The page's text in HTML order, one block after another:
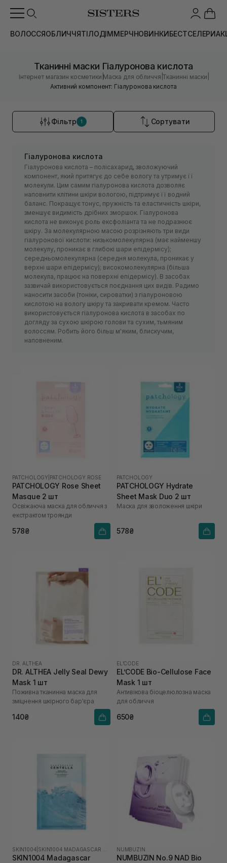
ВОЛОССЯОБЛИЧЧЯТІЛОДІММЕРЧНОВИНКИБЕСТСЕЛЕРИ
Тканинні маски Гіалуронова кислота
Інтернет магазин косметики |Маска для обличчя |Тканинні маски
Активний компонент: Гіалуронова кислота
Фільтр 1 Сортувати
Гіалуронова кислота
Гіалуронова кислота – полісахарид, зволожуючий
компонент, який притягує до себе вологу та утримує її
молекули. Цим самим гіалуронова кислота дозволяє
наповнити клітини шкіри вологою, підтримує її водний
баланс. Покращує тонус, пружність та еластичність шкіри,
зменшує видимість дрібних зморшок. Гіалуронова
кислота не виконує роль ексфоліанта та не подразнює
шкіру. За молекулярною масою розрізняють три види
гіалуронової кислоти: низькомолекулярна (має найменшу
молекулу, проникає в глибокі шари епідермісу);
середньомолекулярна (середня молекула, проникає у
верхні шари епідермісу); високомолекулярна (більша
молекула, працює на поверхні епідермісу). В засобах
зазвичай використовується поєднання цих видів. Радимо
наносити засоби (тоніки, сироватки) з гіалуроновою
кислотою на вологу шкіру та закривати кремом. Часто
використовується гіалуронова кислота в засобах по
догляду за сухою шкірою голови та сухим, тьмяним
волоссям. Робить його більш м'яким, блискучим,
наповненим.
PATCHOLOGY PATCHOLOGY ROSE
PATCHOLOGY Rosе Sheet
Masque 2 шт
Освіжаюча маска для обличчя з
екстрактом троянди
578₴
PATCHOLOGY
PATCHOLOGY Hydrate
Sheet Mask Duo 2 шт
Маска для зволоження шкіри
578₴
DR. ALTHEA
DR. ALTHEA Jelly Seal Dewy
Mask 1 шт
Поживна тканинна маска для
зміцнення шкірного бар'єра
140₴
EL’CODE
EL’CODE Bio-Cellulose Face
Mask 1 шт
Антивікова біоцелюлозна маска
для обличчя
650₴
SKIN1004
SKIN1004 Madagascar
NUMBUZIN
NUMBUZIN No.9 NAD Bio